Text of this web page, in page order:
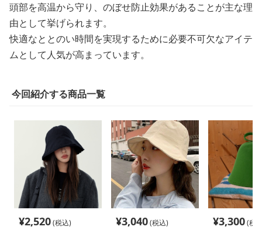
頭部を高温から守り、のぼせ防止効果があることが主な理
由として挙げられます。
快適なととのい時間を実現するために必要不可欠なアイテ
ムとして人気が高まっています。
今回紹介する商品一覧
¥2,520(税込)
¥3,040(税込)
¥3,300(税